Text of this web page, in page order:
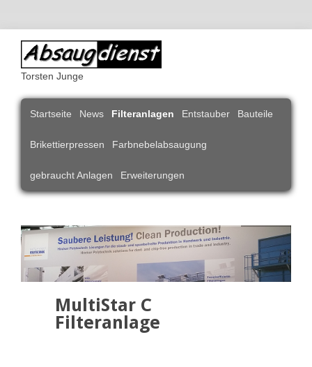
Torsten Junge
Navigation
überspringen
Startseite News Filteranlagen Entstauber Bauteile
Brikettierpressen Farbnebelabsaugung
gebraucht Anlagen Erweiterungen
MultiStar C
Filteranlage